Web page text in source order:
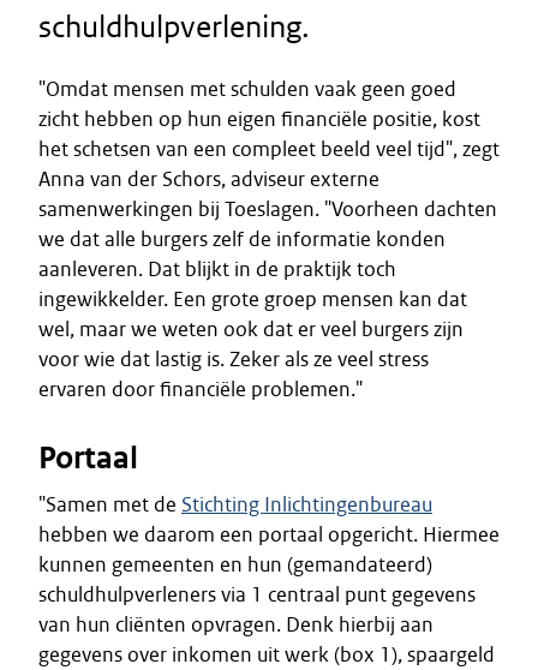
schuldhulpverlening.
"Omdat mensen met schulden vaak geen goed
zicht hebben op hun eigen financiële positie, kost
het schetsen van een compleet beeld veel tijd", zegt
Anna van der Schors, adviseur externe
samenwerkingen bij Toeslagen. "Voorheen dachten
we dat alle burgers zelf de informatie konden
aanleveren. Dat blijkt in de praktijk toch
ingewikkelder. Een grote groep mensen kan dat
wel, maar we weten ook dat er veel burgers zijn
voor wie dat lastig is. Zeker als ze veel stress
ervaren door financiële problemen."
Portaal
"Samen met de Stichting Inlichtingenbureau
hebben we daarom een portaal opgericht. Hiermee
kunnen gemeenten en hun (gemandateerd)
schuldhulpverleners via 1 centraal punt gegevens
van hun cliënten opvragen. Denk hierbij aan
gegevens over inkomen uit werk (box 1), spaargeld